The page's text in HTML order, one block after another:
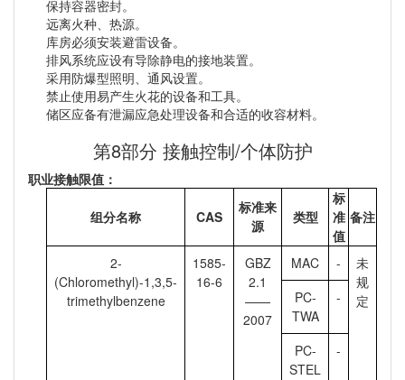
保持容器密封。
远离火种、热源。
库房必须安装避雷设备。
排风系统应设有导除静电的接地装置。
采用防爆型照明、通风设置。
禁止使用易产生火花的设备和工具。
储区应备有泄漏应急处理设备和合适的收容材料。
第8部分 接触控制/个体防护
职业接触限值：
组分名称 CAS
标准来
源
类型
标
准
值
备注
2-
(Chloromethyl)-1,3,5-
trimethylbenzene
1585-
16-6
GBZ
2.1
——
2007
MAC -
未
规
定
PC-
TWA
-
PC-
STEL
-